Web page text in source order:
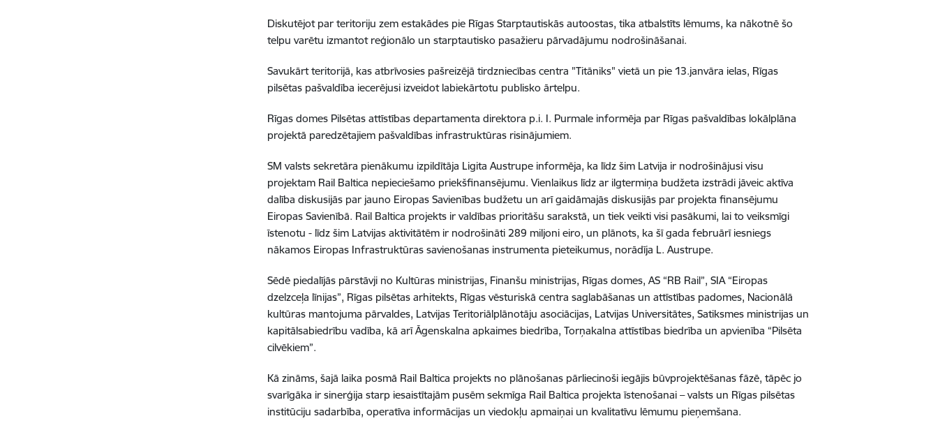
Diskutējot par teritoriju zem estakādes pie Rīgas Starptautiskās autoostas, tika atbalstīts lēmums, ka nākotnē šo
telpu varētu izmantot reģionālo un starptautisko pasažieru pārvadājumu nodrošināšanai.
Savukārt teritorijā, kas atbrīvosies pašreizējā tirdzniecības centra "Titāniks" vietā un pie 13.janvāra ielas, Rīgas
pilsētas pašvaldība iecerējusi izveidot labiekārtotu publisko ārtelpu.
Rīgas domes Pilsētas attīstības departamenta direktora p.i. I. Purmale informēja par Rīgas pašvaldības lokālplāna
projektā paredzētajiem pašvaldības infrastruktūras risinājumiem.
SM valsts sekretāra pienākumu izpildītāja Ligita Austrupe informēja, ka līdz šim Latvija ir nodrošinājusi visu
projektam Rail Baltica nepieciešamo priekšfinansējumu. Vienlaikus līdz ar ilgtermiņa budžeta izstrādi jāveic aktīva
dalība diskusijās par jauno Eiropas Savienības budžetu un arī gaidāmajās diskusijās par projekta finansējumu
Eiropas Savienībā. Rail Baltica projekts ir valdības prioritāšu sarakstā, un tiek veikti visi pasākumi, lai to veiksmīgi
īstenotu - līdz šim Latvijas aktivitātēm ir nodrošināti 289 miljoni eiro, un plānots, ka šī gada februārī iesniegs
nākamos Eiropas Infrastruktūras savienošanas instrumenta pieteikumus, norādīja L. Austrupe.
Sēdē piedalījās pārstāvji no Kultūras ministrijas, Finanšu ministrijas, Rīgas domes, AS “RB Rail”, SIA “Eiropas
dzelzceļa līnijas”, Rīgas pilsētas arhitekts, Rīgas vēsturiskā centra saglabāšanas un attīstības padomes, Nacionālā
kultūras mantojuma pārvaldes, Latvijas Teritoriālplānotāju asociācijas, Latvijas Universitātes, Satiksmes ministrijas un
kapitālsabiedrību vadība, kā arī Āgenskalna apkaimes biedrība, Torņakalna attīstības biedrība un apvienība “Pilsēta
cilvēkiem”.
Kā zināms, šajā laika posmā Rail Baltica projekts no plānošanas pārliecinoši iegājis būvprojektēšanas fāzē, tāpēc jo
svarīgāka ir sinerģija starp iesaistītajām pusēm sekmīga Rail Baltica projekta īstenošanai – valsts un Rīgas pilsētas
institūciju sadarbība, operatīva informācijas un viedokļu apmaiņai un kvalitatīvu lēmumu pieņemšana.